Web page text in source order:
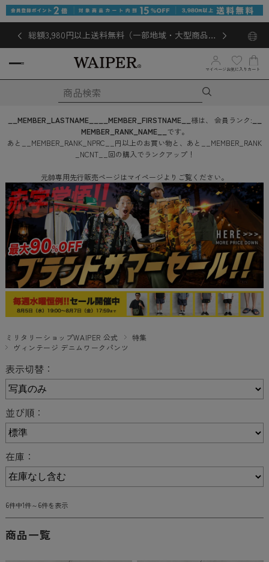
総額3,980円以上送料無料（一部地域・大型商品対
マイページ お気に入り カート
__MEMBER_LASTNAME__ __MEMBER_FIRSTNAME__ 様は、 会員ランク:
MEMBER_RANK_NAME__ です。
あと
__MEMBER_RANK_NPRC__ 円以上のお買い物と、あと
__MEMBER_RANK
_NCNT__ 回の購入でランクアップ！
元帥専用先行販売ページはマイページよりご覧ください。
ミリタリーショップWAIPER 公式
特集
ヴィンテージ デニムワークパンツ
表示切替：
並び順：
在庫：
6件中1件～6件を表示
商品一覧